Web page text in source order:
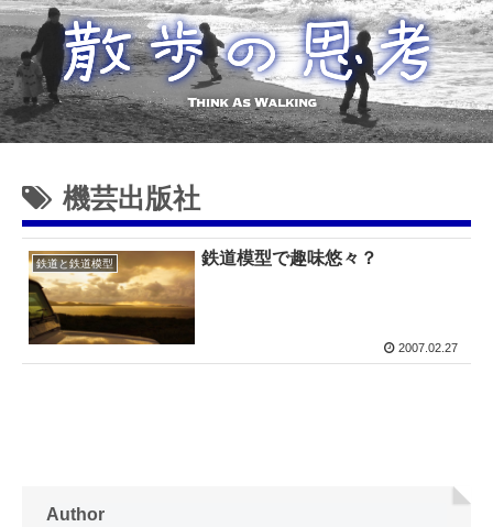
機芸出版社
鉄道と鉄道模型 鉄道模型で趣味悠々？
2007.02.27
Author